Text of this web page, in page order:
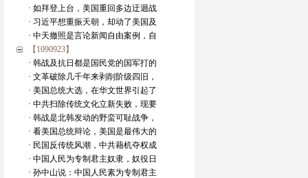
· 如拜登上台，美国重回多边迂迴战
· 习近平想重振天朝，却动了美国及
· 中天撤照是言论新闻自由案例，自
【1090923】
· 韩战及抗日都是国民党的国军打的
· 文革破除几千年来剥削阶级四旧，
· 美国总统大选，在华文世界引起了
· 中共扫除传统文化立新失败，现要
· 韩战是北韩发动的野蛮可耻战争，
· 看美国总统辩论，美国是最伟大的
· 民国反传统风潮，中共藉机夺权成
· 中国人民为专制君主奴隶，奴役日
· 孙中山说：中国人民素为专制君主